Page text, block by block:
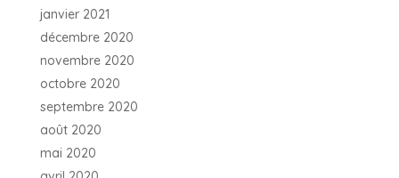
janvier 2021
décembre 2020
novembre 2020
octobre 2020
septembre 2020
août 2020
mai 2020